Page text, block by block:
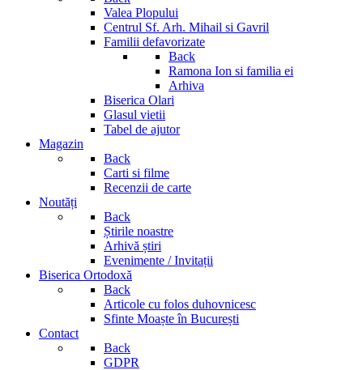
Valea Plopului
Centrul Sf. Arh. Mihail si Gavril
Familii defavorizate
Back
Ramona Ion si familia ei
Arhiva
Biserica Olari
Glasul vietii
Tabel de ajutor
Magazin
Back
Carti si filme
Recenzii de carte
Noutăți
Back
Știrile noastre
Arhivă știri
Evenimente / Invitații
Biserica Ortodoxă
Back
Articole cu folos duhovnicesc
Sfinte Moaște în București
Contact
Back
GDPR